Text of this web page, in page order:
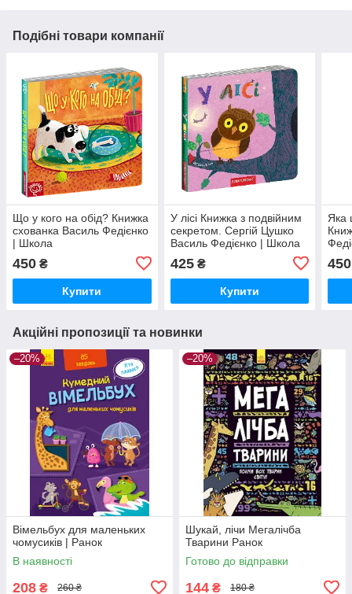
Подібні товари компанії
Що у кого на обід? Книжка
схованка Василь Федієнко
| Школа
450 ₴
Купити
У лісі Книжка з подвійним
секретом. Сергій Цушко
Василь Федієнко | Школа
425₴
Купити
Яка
450
Акційні пропозиції та новинки
–20%
Вімельбух для маленьких
чомусиків | Ранок
В наявності
208 ₴ 260 ₴
–20%
Шукай, лічи Мегалічба
Тварини Ранок
Готово до відправки
144 ₴ 180 ₴